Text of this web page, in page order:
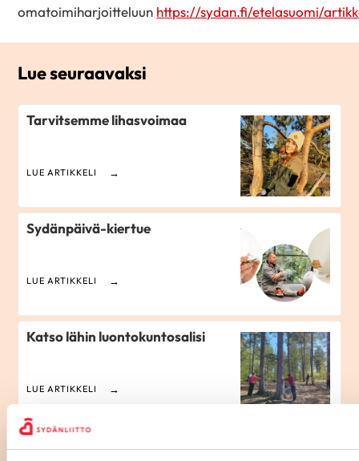
omatoimiharjoitteluun https://sydan.fi/etelasuomi/
Lue seuraavaksi
Tarvitsemme lihasvoimaa
LUE ARTIKKELI
Sydänpäivä-kiertue
LUE ARTIKKELI
Katso lähin luontokuntosalisi
LUE ARTIKKELI